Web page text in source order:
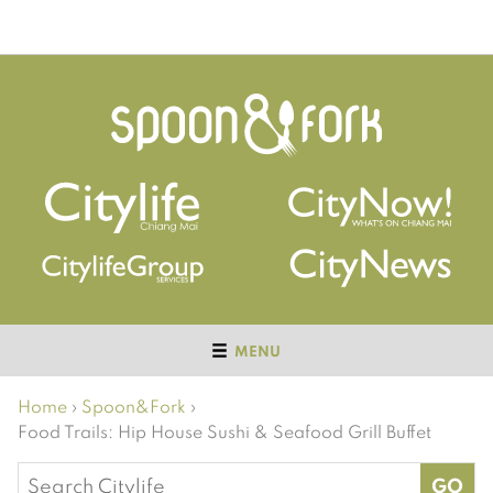
MENU
Home › Spoon&Fork ›
Food Trails: Hip House Sushi & Seafood Grill Buffet
Search